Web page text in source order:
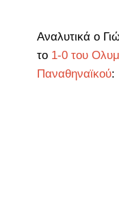
Αναλυτικά ο
το1-0 του
Παναθηναϊκού: